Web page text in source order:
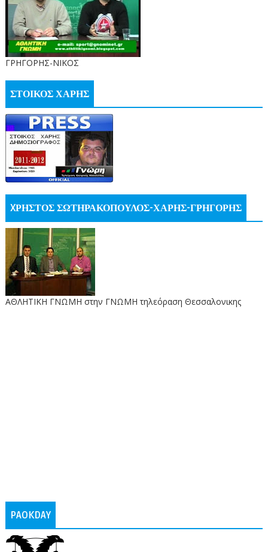
ΓΡΗΓΟΡΗΣ-ΝΙΚΟΣ
ΣΤΟΙΚΟΣ ΧΑΡΗΣ
XΡΗΣΤΟΣ ΣΩΤΗΡΑΚΟΠΟΥΛΟΣ-ΧΑΡΗΣ-ΓΡΗΓΟΡΗΣ
ΑΘΛΗΤΙΚΗ ΓΝΩΜΗ στην ΓΝΩΜΗ τηλεόραση Θεσσαλονικης
PAOKDAY